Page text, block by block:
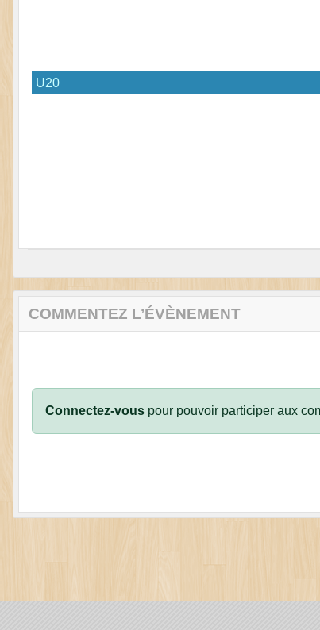
U20
COMMENTEZ L’ÉVÈNEMENT
Connectez-vous pour pouvoir participer aux